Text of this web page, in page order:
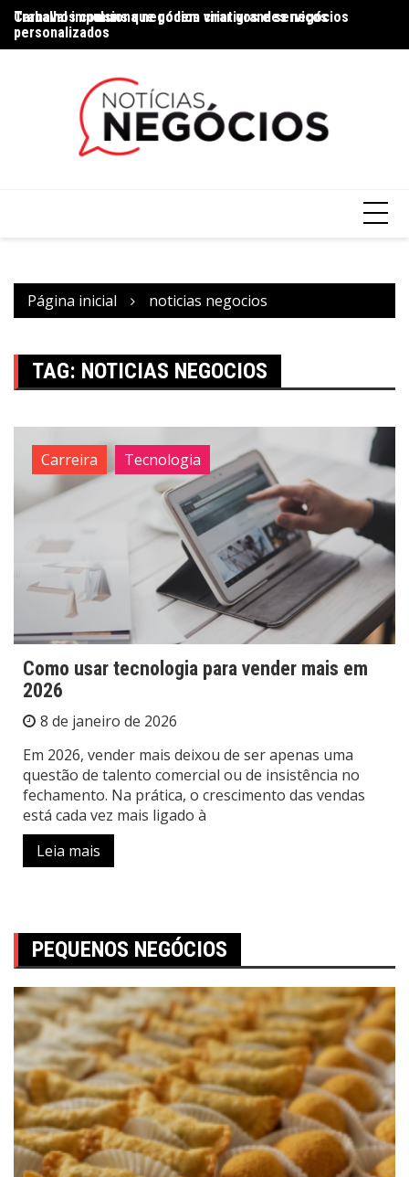
Trabalhos comuns que podem virar grandes negócios
Carnaval impulsiona negócios criativos e serviços
personalizados
Página inicial noticias negocios
TAG: NOTICIAS NEGOCIOS
Carreira Tecnologia
Como usar tecnologia para vender mais em
2026
8 de janeiro de 2026
Em 2026, vender mais deixou de ser apenas uma
questão de talento comercial ou de insistência no
fechamento. Na prática, o crescimento das vendas
está cada vez mais ligado à
Leia mais
PEQUENOS NEGÓCIOS